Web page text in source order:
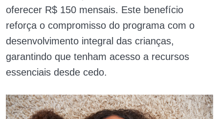
oferecer R$ 150 mensais. Este benefício
reforça o compromisso do programa com o
desenvolvimento integral das crianças,
garantindo que tenham acesso a recursos
essenciais desde cedo.